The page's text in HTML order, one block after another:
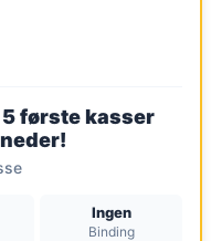
første kasser
Ingen
Binding